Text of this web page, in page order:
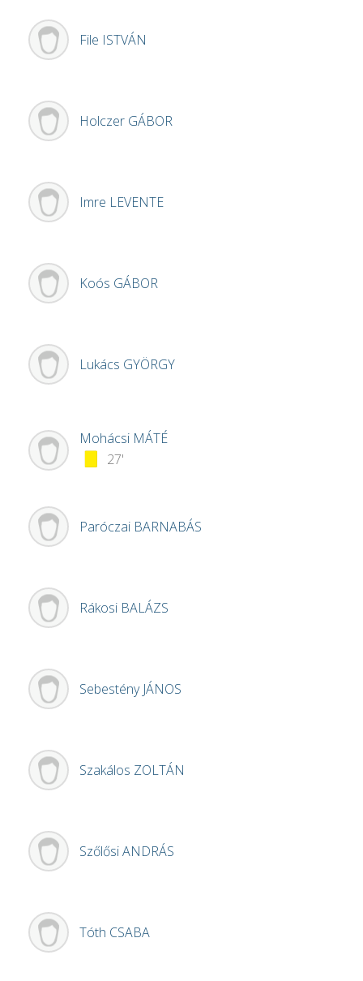
File ISTVÁN
Holczer GÁBOR
Imre LEVENTE
Koós GÁBOR
Lukács GYÖRGY
Mohácsi MÁTÉ
27'
Paróczai BARNABÁS
Rákosi BALÁZS
Sebestény JÁNOS
Szakálos ZOLTÁN
SzőlősiANDRÁS
Tóth CSABA